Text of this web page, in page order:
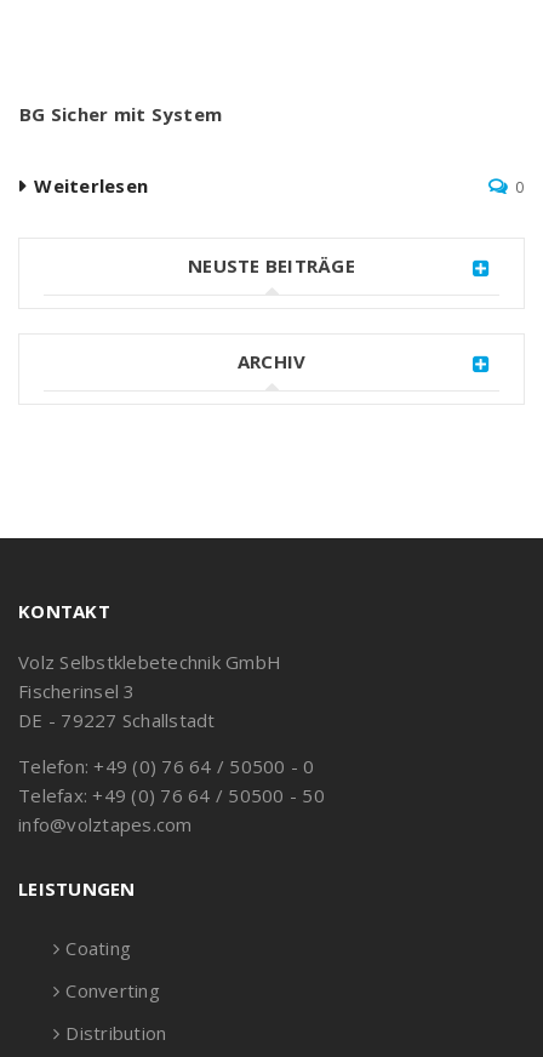
BG Sicher mit System
Weiterlesen 0
NEUSTE BEITRÄGE
ARCHIV
KONTAKT
Volz Selbstklebetechnik GmbH
Fischerinsel 3
DE - 79227 Schallstadt
Telefon: +49 (0) 76 64 / 50500 - 0
Telefax: +49 (0) 76 64 / 50500 - 50
info@volztapes.com
LEISTUNGEN
Coating
Converting
Distribution